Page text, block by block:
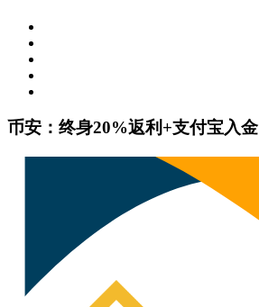
币安：终身20%返利+支付宝入金